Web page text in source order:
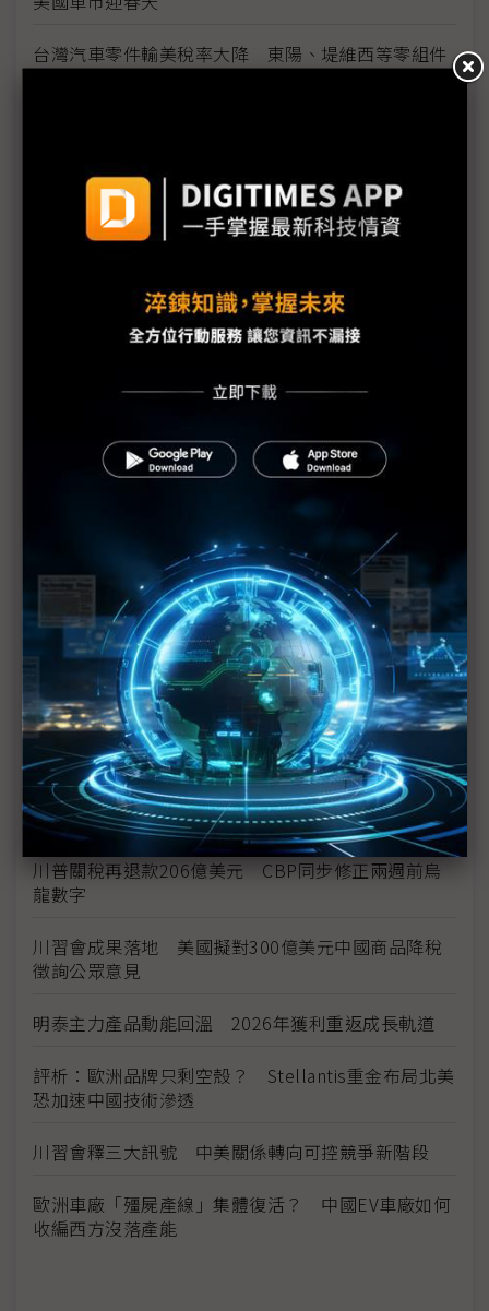
台灣汽車零件輸美稅率大降 東陽、堤維西等零組件
廠迎利多行情
朋程擴產搶攻高效車用元件市場 AI伺服器與HVDC
模組拚2027放量
洲市佔首破15%
AI應用與綠能發展推動創新
回應232關稅優惠上路 東陽：對台灣汽車零件產業
具正面意義
新纖：地緣風險是危機也是轉機 三大布局推進成長
台美投資MOU關稅優惠先落地 汽車零組件15%、航
空零件迎近乎免稅
中資背景也能過關 Volvo獲白宮豁免可繼續在美賣
裕隆國產、外銷同步並進 嚴陳莉蓮：AI賦能強化核
心競爭力與轉型
茂林加速東南亞布局 越南新廠2Q量產、泰國建廠規
畫隨後上
川普關稅再退款206億美元 CBP同步修正兩週前烏
龍數字
川習會成果落地 美國擬對300億美元中國商品降稅
徵詢公眾意見
明泰主力產品動能回溫 2026年獲利重返成長軌道
評析：歐洲品牌只剩空殼？ Stellantis重金布局北美
恐加速中國技術滲透
川習會釋三大訊號 中美關係轉向可控競爭新階段
歐洲車廠「殭屍產線」集體復活？ 中國EV車廠如何
收編西方沒落產能